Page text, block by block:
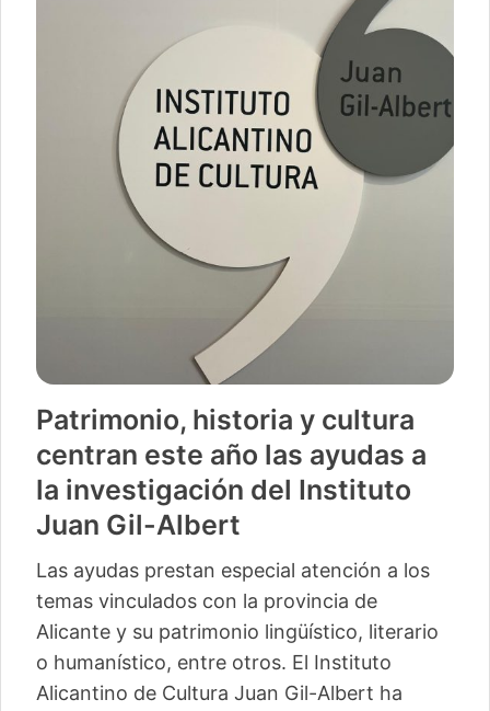
Patrimonio, historia y cultura
centran este año las ayudas a
la investigación del Instituto
Juan Gil-Albert
Las ayudas prestan especial atención a los
temas vinculados con la provincia de
Alicante y su patrimonio lingüístico, literario
o humanístico, entre otros. El Instituto
Alicantino de Cultura Juan Gil-Albert ha